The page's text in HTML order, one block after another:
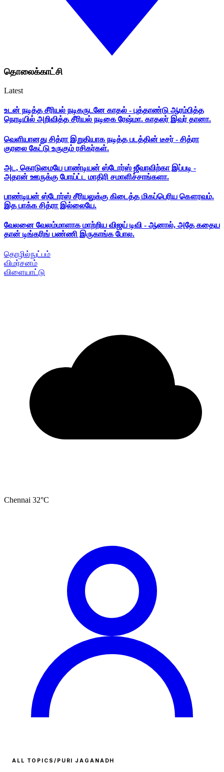
தொலைக்காட்சி
Latest
உடன் நடித்த சீரியல் நடிகருடனே காதல் - புத்தாண்டு ஆரம்பித்த
நொடியில் அறிவித்த சீரியல் நடிகை ரேஷ்மா. காதலர் இவர் தானா.
வெளியானது சித்ரா இறுதியாக நடித்த படத்தின் டீசர் - சித்ரா
குரலை கேட்டு உருகும் ரசிகர்கள்.
அட, கொடுமையே பாண்டியன் ஸ்டோர்ஸ் ஜீவாவிற்கா இப்படி -
அதான் ஊருக்கு போய்ட்ட மாதிரி சமாளிச்சாங்களா.
பாண்டியன் ஸ்டோர்ஸ் சீரியலுக்கு கிடைத்த மிகப்பெரிய கௌரவம்.
இத பாக்க சித்ரா இல்லையே.
வேலனை வேலம்மாளாக மாற்றிய விஜய் டிவி - ஆனால், அதே கதைய
தான் டிங்கரிங் பண்ணி இருகாங்க போல.
தொழில்நுட்பம்
விமர்சனம்
விளையாட்டு
Chennai 32°C
ALL TOPICS / PURI JAGANADH